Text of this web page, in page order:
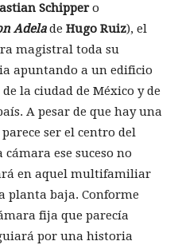
Schippero
Adelade Hugo Ruiz), el
magistral toda su
apuntando a un edificio
la ciudad de México y de
A pesar de que hay una
ser el centro del
ese suceso no
en aquel multifamiliar
planta baja. Conforme
fija que parecía
por una historia